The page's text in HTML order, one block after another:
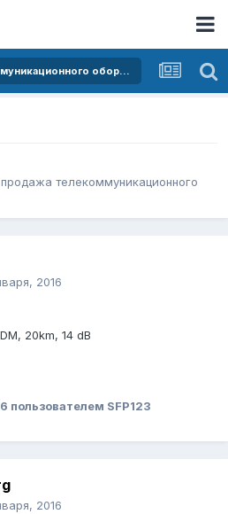
Покупка и продажа телекоммуникационного оборудования
телекоммуникационного
2016
20km, 14 dB
пользователем SFP123
2016